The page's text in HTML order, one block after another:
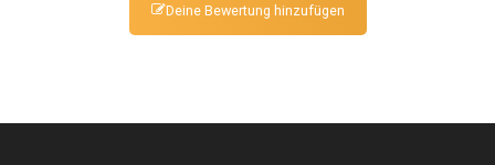
Deine Bewertung hinzufügen